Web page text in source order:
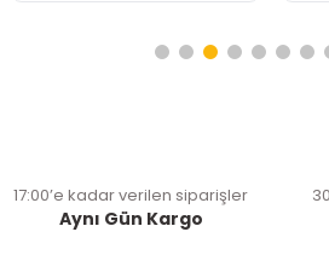
17:00’e kadar verilen siparişler
Aynı Gün Kargo